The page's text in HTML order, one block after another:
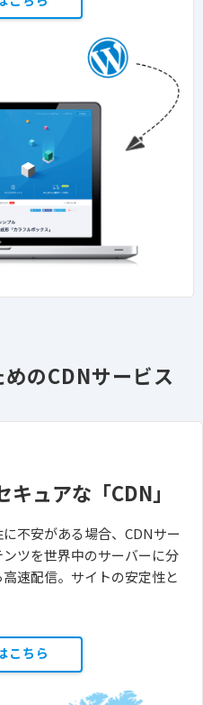
のCDNサービス
ュアな「CDN」
不安がある場合、CDNサー
ツを世界中のサーバーに分
速配信。サイトの安定性と
こちら